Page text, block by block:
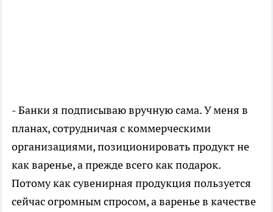
- Банки я подписываю вручную сама. У меня в
планах, сотрудничая с коммерческими
организациями, позиционировать продукт не
как варенье, а прежде всего как подарок.
Потому как сувенирная продукция пользуется
сейчас огромным спросом, а варенье в качестве